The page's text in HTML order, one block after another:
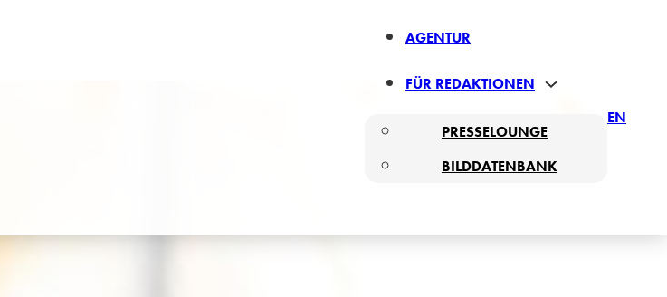
AGENTUR
FÜR REDAKTIONEN
PRESSELOUNGE
BILDDATENBANK
EN